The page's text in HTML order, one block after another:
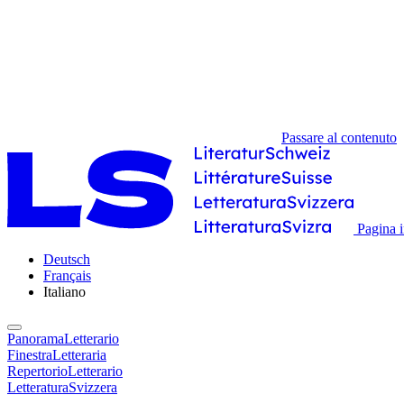
Passare al contenuto
Pagina
Deutsch
Français
Italiano
PanoramaLetterario
FinestraLetteraria
RepertorioLetterario
LetteraturaSvizzera